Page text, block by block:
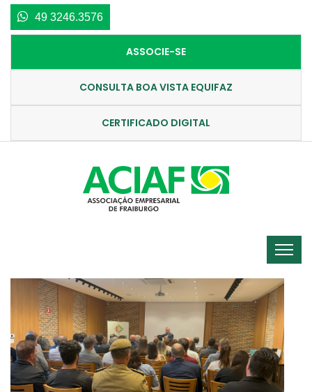
49 3246.3576
ASSOCIE-SE
CONSULTA BOA VISTA EQUIFAZ
CERTIFICADO DIGITAL